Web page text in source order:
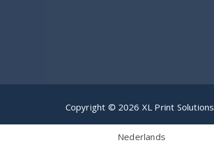
Copyright © 2026 XL Print Solutions
Nederlands